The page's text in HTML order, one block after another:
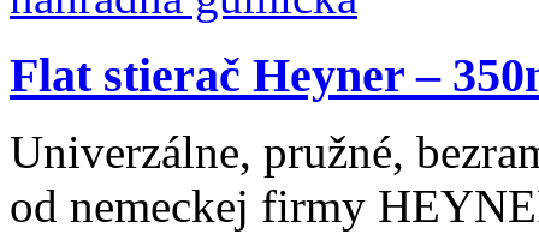
Flat stierač Heyner –
Univerzálne, pružné,
od nemeckej firmy